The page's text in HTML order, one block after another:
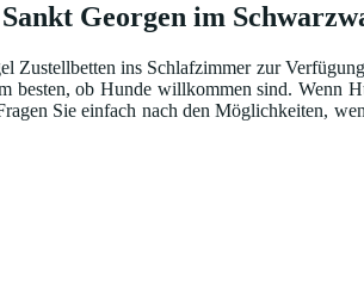
Georgen im
ins Schlafzimmer zur
besten, ob Hunde willkommen sind. Wenn
Sie einfach nach den Möglichkeiten,